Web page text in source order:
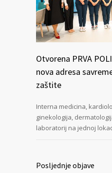
Otvorena PRVA
nova adresa
zaštite
Interna medicina,
ginekologija,
laboratorij na jednoj
Posljednje objave